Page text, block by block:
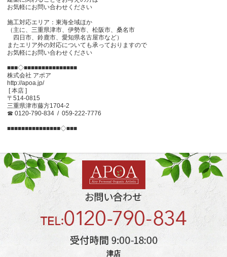
お気軽にお問い合わせください
施工対応エリア：東海全域ほか
（主に、三重県津市、伊勢市、松阪市、桑名市
四日市、鈴鹿市、愛知県名古屋市など）
またエリア外の対応についても承っておりますので
お気軽にお問い合わせください
■■■◇■■■■■■■■■■■■■■■
株式会社 アポア
http://apoa.jp/
[ 本店 ]
〒514-0815
三重県津市藤方1704-2
☎ 0120-790-834 / 059-222-7776
■■■■■■■■■■■■■■■◇■■■
津店